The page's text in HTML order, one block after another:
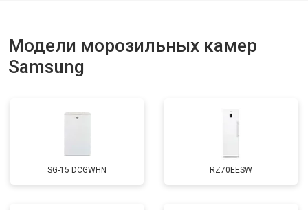
Модели морозильных камер
Samsung
SG-15 DCGWHN RZ70EESW